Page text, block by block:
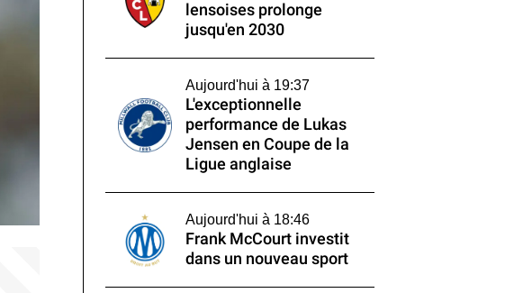
lensoises prolonge
jusqu'en 2030
Aujourd'hui à 19:37
L'exceptionnelle
performance de Lukas
Jensen en Coupe de la
Ligue anglaise
Aujourd'hui à 18:46
Frank McCourt investit
dans un nouveau sport